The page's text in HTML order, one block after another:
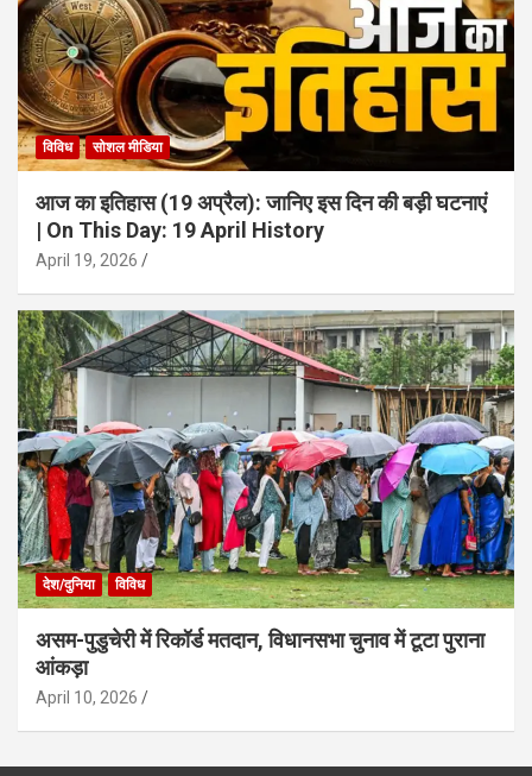
विविध सोशल मीडिया
आज का इतिहास (19 अप्रैल): जानिए इस दिन की बड़ी घटनाएं
| On This Day: 19 April History
April 19, 2026
देश/दुनिया विविध
असम-पुडुचेरी में रिकॉर्ड मतदान, विधानसभा चुनाव में टूटा पुराना
आंकड़ा
April 10, 2026